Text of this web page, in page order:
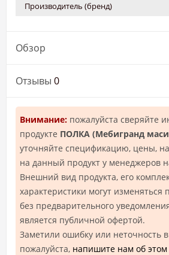
Производитель (бренд)
Обзор
Отзывы 0
Внимание: пожалуйста сверяйте
продукте ПОЛКА (Mебигранд
уточняйте спецификацию, цены,
на данный продукт у менеджеров
Внешний вид продукта, его
характеристики могут изменяться
без предварительного
является публичной офертой.
Заметили ошибку или неточность
пожалуйста, напишите нам об этом